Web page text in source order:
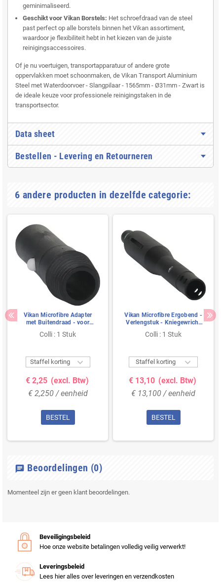
geminimaliseerd.
Geschikt voor Vikan Borstels: Het schroefdraad van de steel
past perfect op alle borstels binnen het Vikan assortiment,
waardoor je flexibiliteit hebt in het kiezen van de juiste
reinigingsaccessoires.
Of je nu voertuigen, transportapparatuur of andere grote
oppervlakken moet schoonmaken, de Vikan Transport Aluminium
Steel met Waterdoorvoer - Slangpilaar - 1565mm - Ø31mm - Zwart is
de ideale keuze voor professionele reinigingstaken in de
transportsector.
Data sheet
Bestellen - Levering en Retourneren
6 andere producten in dezelfde categorie:
Vikan Microfibre Adapter
met Buitendraad - voor
Stelen met Clickfit - Zwart -
78mm - Ø26mm
Colli : 1 Stuk
Staffel korting 
€ 2,25 (excl. Btw)
€ 2,250 / eenheid
BESTEL
Vikan Microfibre Ergobend -
Verlengstuk - Kniegewricht
met Clickfit - Zwart - 265mm
Colli : 1 Stuk
Staffel korting 
€ 13,10 (excl. Btw)
€ 13,100 / eenheid
BESTEL
chat Beoordelingen (0)
Momenteel zijn er geen klant beoordelingen.
Beveiligingsbeleid
Hoe onze website betalingen volledig veilig verwerkt!
Leveringsbeleid
Lees hier alles over leveringen en verzendkosten